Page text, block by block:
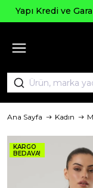
Yapı Kredi ve
Ana Sayfa Kadın
KARGO
BEDAVA!